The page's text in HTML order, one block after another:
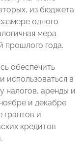
из бюджета
одного
мера
прошлого года.
обеспечить
использоваться в
налогов, аренды и
и декабре
и
кредитов